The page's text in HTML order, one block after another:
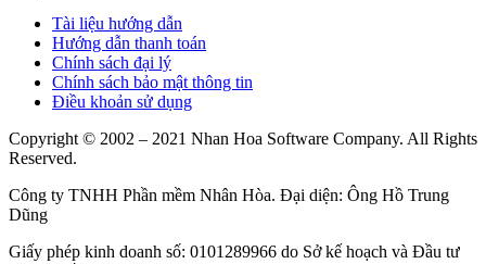
Tài liệu hướng dẫn
Hướng dẫn thanh toán
Chính sách đại lý
Chính sách bảo mật thông tin
Điều khoản sử dụng
Copyright © 2002 – 2021 Nhan Hoa Software Company. All Rights
Reserved.
Công ty TNHH Phần mềm Nhân Hòa. Đại diện: Ông Hồ Trung
Dũng
Giấy phép kinh doanh số: 0101289966 do Sở kế hoạch và Đầu tư